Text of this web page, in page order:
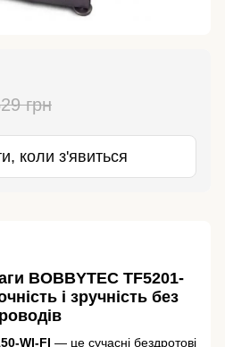
грн
коли з'явиться
BOBBYTEC TF5201-
і зручність без
WI-FI — це сучасні бездротові